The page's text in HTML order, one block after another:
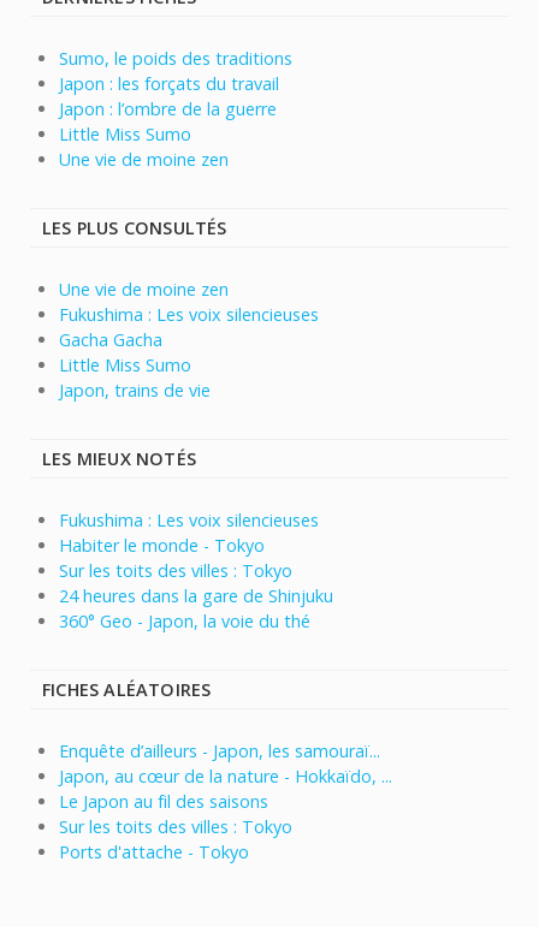
Sumo, le poids des traditions
Japon : les forçats du travail
Japon : l’ombre de la guerre
Little Miss Sumo
Une vie de moine zen
LES PLUS CONSULTÉS
Une vie de moine zen
Fukushima : Les voix silencieuses
Gacha Gacha
Little Miss Sumo
Japon, trains de vie
LES MIEUX NOTÉS
Fukushima : Les voix silencieuses
Habiter le monde - Tokyo
Sur les toits des villes : Tokyo
24 heures dans la gare de Shinjuku
360° Geo - Japon, la voie du thé
FICHES ALÉATOIRES
Enquête d’ailleurs - Japon, les samouraï...
Japon, au cœur de la nature - Hokkaïdo, ...
Le Japon au fil des saisons
Sur les toits des villes : Tokyo
Ports d'attache - Tokyo